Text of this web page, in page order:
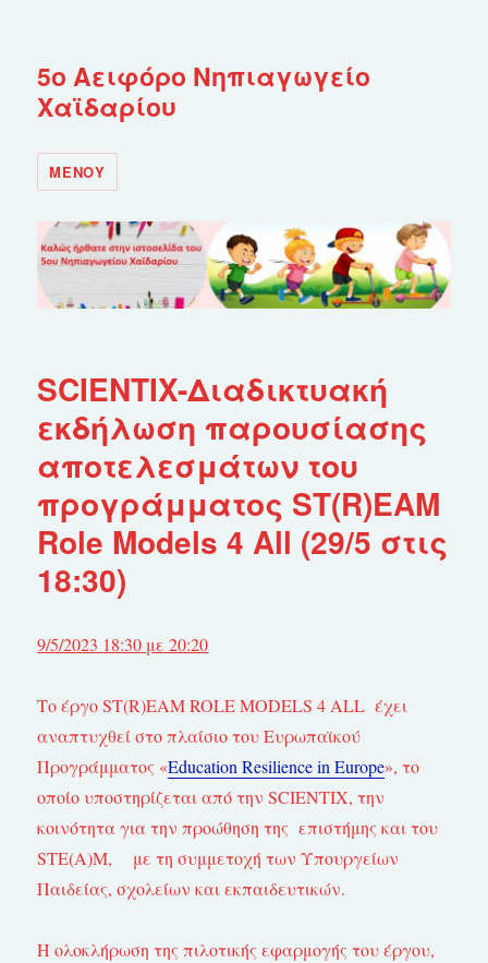
5ο Αειφόρο Νηπιαγωγείο
Χαϊδαρίου
ΜΕΝΟΎ
SCIENTIX-Διαδικτυακή
εκδήλωση παρουσίασης
αποτελεσμάτων του
προγράμματος ST(R)EAM
Role Models 4 All (29/5 στις
18:30)
9/5/2023 18:30 με 20:20
Το έργο ST(R)EAM ROLE MODELS 4 ALL έχει
αναπτυχθεί στο πλαίσιο του Ευρωπαϊκού
Προγράμματος «Education Resilience in Europe», το
οποίο υποστηρίζεται από την SCIENTIX, την
κοινότητα για την προώθηση της επιστήμης και του
STE(A)M, με τη συμμετοχή των Υπουργείων
Παιδείας, σχολείων και εκπαιδευτικών.
Η ολοκλήρωση της πιλοτικής εφαρμογής του έργου,